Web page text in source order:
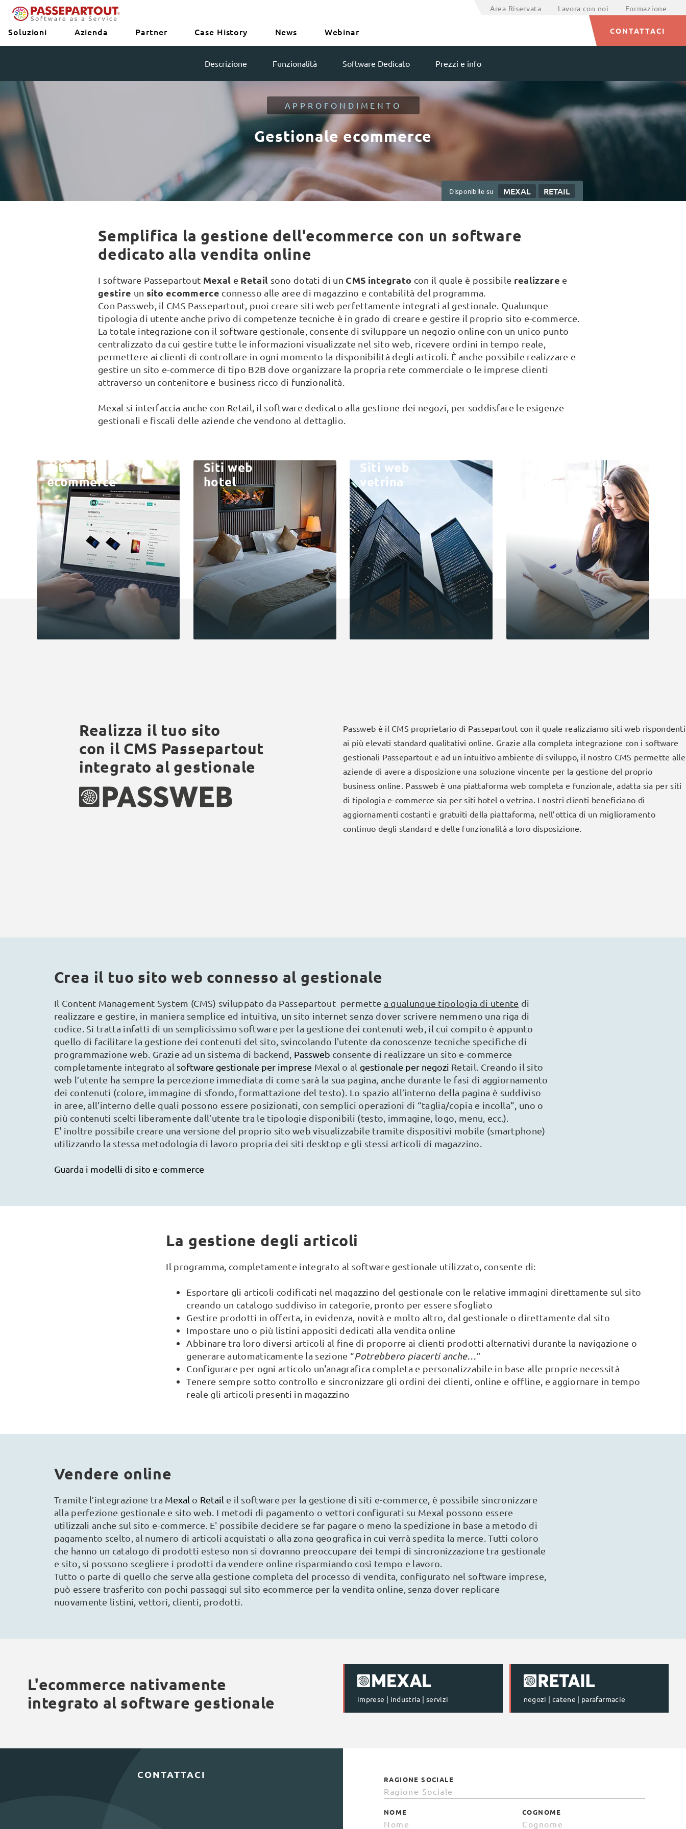
Soluzioni Azienda Partner Case History News Webinar
Area Riservata Lavora con noi Formazione
CONTATTACI
Descrizione Funzionalità Software Dedicato Prezzi e info
APPROFONDIMENTO
Gestionale ecommerce
Disponibile su MEXAL RETAIL
Semplifica la gestione dell'ecommerce con un software
dedicato alla vendita online
I software Passepartout Mexal e Retail sono dotati di un CMS integrato con il quale è possibile realizzare e
gestire un sito ecommerce connesso alle aree di magazzino e contabilità del programma.
Con Passweb, il CMS Passepartout, puoi creare siti web perfettamente integrati al gestionale. Qualunque
tipologia di utente anche privo di competenze tecniche è in grado di creare e gestire il proprio sito e-commerce.
La totale integrazione con il software gestionale, consente di sviluppare un negozio online con un unico punto
centralizzato da cui gestire tutte le informazioni visualizzate nel sito web, ricevere ordini in tempo reale,
permettere ai clienti di controllare in ogni momento la disponibilità degli articoli. È anche possibile realizzare e
gestire un sito e-commerce di tipo B2B dove organizzare la propria rete commerciale o le imprese clienti
attraverso un contenitore e-business ricco di funzionalità.
Mexal si interfaccia anche con Retail, il software dedicato alla gestione dei negozi, per soddisfare le esigenze
gestionali e fiscali delle aziende che vendono al dettaglio.
Siti web
ecommerce
Siti web
hotel
Siti web
vetrina
commercialista
Realizza il tuo sito
con il CMS Passepartout
integrato al gestionale
Passweb è il CMS proprietario di Passepartout con il quale realizziamo siti web rispondenti
ai più elevati standard qualitativi online. Grazie alla completa integrazione con i software
gestionali Passepartout e ad un intuitivo ambiente di sviluppo, il nostro CMS permette alle
aziende di avere a disposizione una soluzione vincente per la gestione del proprio
business online. Passweb è una piattaforma web completa e funzionale, adatta sia per siti
di tipologia e-commerce sia per siti hotel o vetrina. I nostri clienti beneficiano di
aggiornamenti costanti e gratuiti della piattaforma, nell’ottica di un miglioramento
continuo degli standard e delle funzionalità a loro disposizione.
Crea il tuo sito web connesso al gestionale
Il Content Management System (CMS) sviluppato da Passepartout permette a qualunque tipologia di utente di
realizzare e gestire, in maniera semplice ed intuitiva, un sito internet senza dover scrivere nemmeno una riga di
codice. Si tratta infatti di un semplicissimo software per la gestione dei contenuti web, il cui compito è appunto
quello di facilitare la gestione dei contenuti del sito, svincolando l'utente da conoscenze tecniche specifiche di
programmazione web. Grazie ad un sistema di backend, Passweb consente di realizzare un sito e-commerce
completamente integrato al software gestionale per imprese Mexal o al gestionale per negozi Retail. Creando il sito
web l’utente ha sempre la percezione immediata di come sarà la sua pagina, anche durante le fasi di aggiornamento
dei contenuti (colore, immagine di sfondo, formattazione del testo). Lo spazio all’interno della pagina è suddiviso
in aree, all'interno delle quali possono essere posizionati, con semplici operazioni di “taglia/copia e incolla”, uno o
più contenuti scelti liberamente dall’utente tra le tipologie disponibili (testo, immagine, logo, menu, ecc.).
E' inoltre possibile creare una versione del proprio sito web visualizzabile tramite dispositivi mobile (smartphone)
utilizzando la stessa metodologia di lavoro propria dei siti desktop e gli stessi articoli di magazzino.
Guarda i modelli di sito e-commerce
La gestione degli articoli
Il programma, completamente integrato al software gestionale utilizzato, consente di:
Esportare gli articoli codificati nel magazzino del gestionale con le relative immagini direttamente sul sito
creando un catalogo suddiviso in categorie, pronto per essere sfogliato
Gestire prodotti in offerta, in evidenza, novità e molto altro, dal gestionale o direttamente dal sito
Impostare uno o più listini appositi dedicati alla vendita online
Abbinare tra loro diversi articoli al fine di proporre ai clienti prodotti alternativi durante la navigazione o
generare automaticamente la sezione “Potrebbero piacerti anche…”
Configurare per ogni articolo un'anagrafica completa e personalizzabile in base alle proprie necessità
Tenere sempre sotto controllo e sincronizzare gli ordini dei clienti, online e offline, e aggiornare in tempo
reale gli articoli presenti in magazzino
Vendere online
Tramite l’integrazione tra Mexal o Retail e il software per la gestione di siti e-commerce, è possibile sincronizzare
alla perfezione gestionale e sito web. I metodi di pagamento o vettori configurati su Mexal possono essere
utilizzali anche sul sito e-commerce. E' possibile decidere se far pagare o meno la spedizione in base a metodo di
pagamento scelto, al numero di articoli acquistati o alla zona geografica in cui verrà spedita la merce. Tutti coloro
che hanno un catalogo di prodotti esteso non si dovranno preoccupare dei tempi di sincronizzazione tra gestionale
e sito, si possono scegliere i prodotti da vendere online risparmiando così tempo e lavoro.
Tutto o parte di quello che serve alla gestione completa del processo di vendita, configurato nel software imprese,
può essere trasferito con pochi passaggi sul sito ecommerce per la vendita online, senza dover replicare
nuovamente listini, vettori, clienti, prodotti.
L'ecommerce nativamente
integrato al software gestionale
imprese | industria | servizi negozi | catene | parafarmacie
CONTATTACI RAGIONE SOCIALE
NOME COGNOME